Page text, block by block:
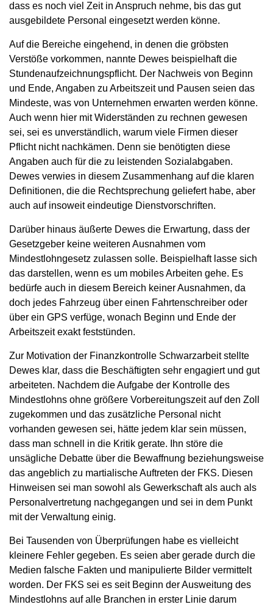
dass es noch viel Zeit in Anspruch nehme, bis das gut
ausgebildete Personal eingesetzt werden könne.
Auf die Bereiche eingehend, in denen die gröbsten
Verstöße vorkommen, nannte Dewes beispielhaft die
Stundenaufzeichnungspflicht. Der Nachweis von Beginn
und Ende, Angaben zu Arbeitszeit und Pausen seien das
Mindeste, was von Unternehmen erwarten werden könne.
Auch wenn hier mit Widerständen zu rechnen gewesen
sei, sei es unverständlich, warum viele Firmen dieser
Pflicht nicht nachkämen. Denn sie benötigten diese
Angaben auch für die zu leistenden Sozialabgaben.
Dewes verwies in diesem Zusammenhang auf die klaren
Definitionen, die die Rechtsprechung geliefert habe, aber
auch auf insoweit eindeutige Dienstvorschriften.
Darüber hinaus äußerte Dewes die Erwartung, dass der
Gesetzgeber keine weiteren Ausnahmen vom
Mindestlohngesetz zulassen solle. Beispielhaft lasse sich
das darstellen, wenn es um mobiles Arbeiten gehe. Es
bedürfe auch in diesem Bereich keiner Ausnahmen, da
doch jedes Fahrzeug über einen Fahrtenschreiber oder
über ein GPS verfüge, wonach Beginn und Ende der
Arbeitszeit exakt feststünden.
Zur Motivation der Finanzkontrolle Schwarzarbeit stellte
Dewes klar, dass die Beschäftigten sehr engagiert und gut
arbeiteten. Nachdem die Aufgabe der Kontrolle des
Mindestlohns ohne größere Vorbereitungszeit auf den Zoll
zugekommen und das zusätzliche Personal nicht
vorhanden gewesen sei, hätte jedem klar sein müssen,
dass man schnell in die Kritik gerate. Ihn störe die
unsägliche Debatte über die Bewaffnung beziehungsweise
das angeblich zu martialische Auftreten der FKS. Diesen
Hinweisen sei man sowohl als Gewerkschaft als auch als
Personalvertretung nachgegangen und sei in dem Punkt
mit der Verwaltung einig.
Bei Tausenden von Überprüfungen habe es vielleicht
kleinere Fehler gegeben. Es seien aber gerade durch die
Medien falsche Fakten und manipulierte Bilder vermittelt
worden. Der FKS sei es seit Beginn der Ausweitung des
Mindestlohns auf alle Branchen in erster Linie darum